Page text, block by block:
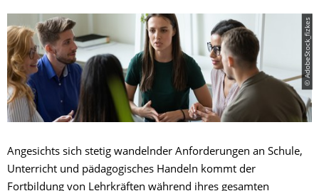
© AdobeStock_fizkes
Angesichts sich stetig wandelnder Anforderungen an Schule,
Unterricht und pädagogisches Handeln kommt der
Fortbildung von Lehrkräften während ihres gesamten